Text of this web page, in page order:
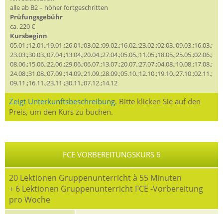
alle ab B2 – höher fortgeschritten
Prüfungsgebühr
ca. 220 €
Kursbeginn
05.01.;12.01.;19.01.;26.01.;03.02.;09.02.;16.02.;23.02.;02.03.;09.03.;16.03.;
23.03.;30.03.;07.04.;13.04.;20.04.;27.04.;05.05.;11.05.;18.05.;25.05.;02.06.;
08.06.;15.06.;22.06.;29.06.;06.07.;13.07.;20.07.;27.07.;04.08.;10.08.;17.08.;
24.08.;31.08.;07.09.;14.09.;21.09.;28.09.;05.10.;12.10.;19.10.;27.10.;02.11.;
09.11.;16.11.;23.11.;30.11.;07.12.;14.12
Zeigt Unterkunftsbeschreibung. Bitte klicken Sie auf den
Preis, um den Kurs zu buchen.
FCE VORBEREITUNGSKURS 6
20 Lektionen Gruppenunterricht à 55 Minuten
+ 6 Lektionen Gruppenunterricht FCE -Vorbereitung
pro Woche